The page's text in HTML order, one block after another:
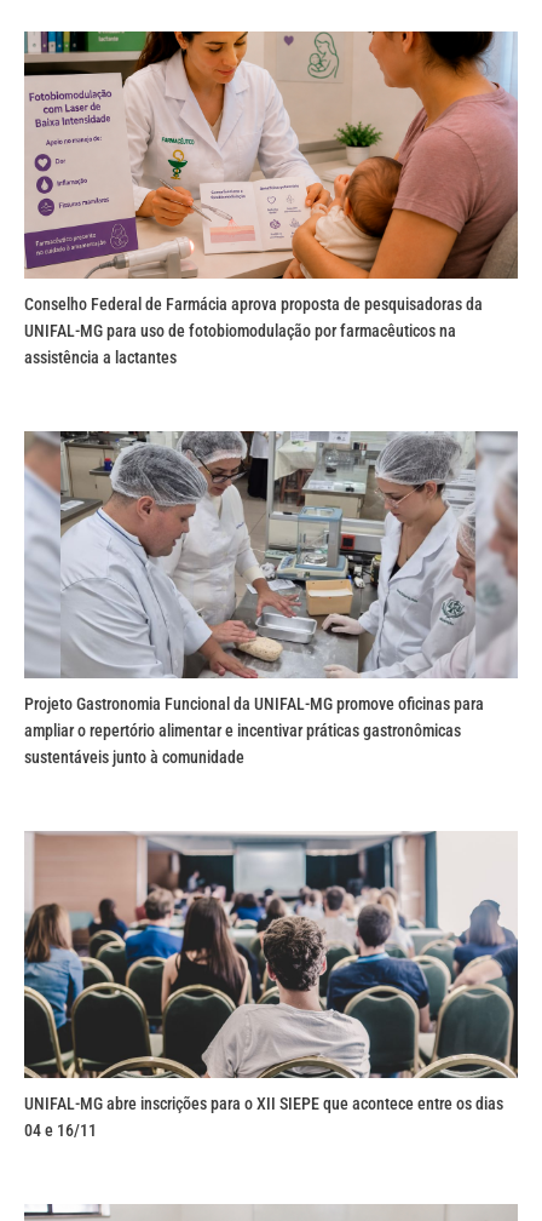
Conselho Federal de Farmácia aprova proposta de pesquisadoras da
UNIFAL-MG para uso de fotobiomodulação por farmacêuticos na
assistência a lactantes
Projeto Gastronomia Funcional da UNIFAL-MG promove oficinas para
ampliar o repertório alimentar e incentivar práticas gastronômicas
sustentáveis junto à comunidade
UNIFAL-MG abre inscrições para o XII SIEPE que acontece entre os dias
04 e 16/11